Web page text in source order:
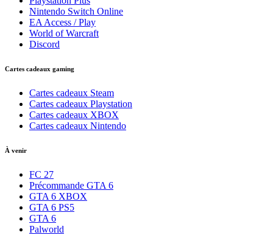
Nintendo Switch Online
EA Access / Play
World of Warcraft
Discord
Cartes cadeaux gaming
Cartes cadeaux Steam
Cartes cadeaux Playstation
Cartes cadeaux XBOX
Cartes cadeaux Nintendo
À venir
FC 27
Précommande GTA 6
GTA 6 XBOX
GTA 6 PS5
GTA 6
Palworld